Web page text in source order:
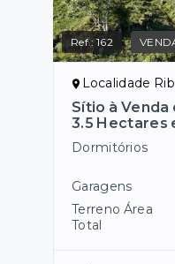
Ref.:162
Localidade
Sítio à Venda
3.5 Hectares
Dormitórios
Garagens
Terreno Área
Total